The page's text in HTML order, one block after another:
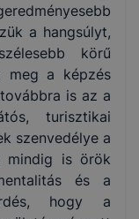
a hangsúlyt,
körű
meg a képzés
is az a
turisztikai
szenvedélye a
mindig is örök
és a
hogy a